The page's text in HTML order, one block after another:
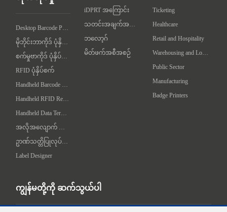
Desktop Barcode Printer
မိုဘိုင်းဘာကိုဒ် ပုံနှိပ်စက်
စက်မှုဗာကိုဒ် ပုံနှိပ်စက်
RFID ပုံနှိပ်စက်
Handheld Barcode Scanner
Handheld RFID Reader/Writer
Handheld Data Terminal
အလိုအလျောက် လက်တွဲချက် စက်
ဥာဏ်သတ္တိပြုလုပ်ရေး စက်
Label Designer
iDPRT အကြောင်း
သတင်းအချက်အလက်
ဘလော့ဂ်
မိတ်ဖက်အစီအစဉ်
Ticketing
Healthcare
Retail and Hospitality
Warehousing and Logistics
Public Sector
Manufacturing
Badge Printers
ကျွန်မတို့ကို ဆက်သွယ်ပါ